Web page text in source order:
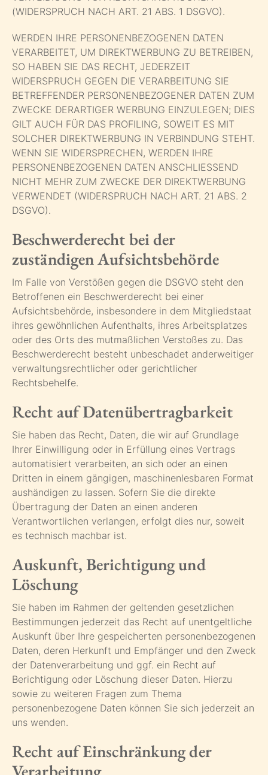
(WIDERSPRUCH NACH ART. 21 ABS. 1 DSGVO).
WERDEN IHRE PERSONENBEZOGENEN DATEN
VERARBEITET, UM DIREKTWERBUNG ZU BETREIBEN,
SO HABEN SIE DAS RECHT, JEDERZEIT
WIDERSPRUCH GEGEN DIE VERARBEITUNG SIE
BETREFFENDER PERSONENBEZOGENER DATEN ZUM
ZWECKE DERARTIGER WERBUNG EINZULEGEN; DIES
GILT AUCH FÜR DAS PROFILING, SOWEIT ES MIT
SOLCHER DIREKTWERBUNG IN VERBINDUNG STEHT.
WENN SIE WIDERSPRECHEN, WERDEN IHRE
PERSONENBEZOGENEN DATEN ANSCHLIESSEND
NICHT MEHR ZUM ZWECKE DER DIREKTWERBUNG
VERWENDET (WIDERSPRUCH NACH ART. 21 ABS. 2
DSGVO).
Beschwerde­recht bei der
zuständigen Aufsichts­behörde
Im Falle von Verstößen gegen die DSGVO steht den
Betroffenen ein Beschwerderecht bei einer
Aufsichtsbehörde, insbesondere in dem Mitgliedstaat
ihres gewöhnlichen Aufenthalts, ihres Arbeitsplatzes
oder des Orts des mutmaßlichen Verstoßes zu. Das
Beschwerderecht besteht unbeschadet anderweitiger
verwaltungsrechtlicher oder gerichtlicher
Rechtsbehelfe.
Recht auf Daten­übertrag­barkeit
Sie haben das Recht, Daten, die wir auf Grundlage
Ihrer Einwilligung oder in Erfüllung eines Vertrags
automatisiert verarbeiten, an sich oder an einen
Dritten in einem gängigen, maschinenlesbaren Format
aushändigen zu lassen. Sofern Sie die direkte
Übertragung der Daten an einen anderen
Verantwortlichen verlangen, erfolgt dies nur, soweit
es technisch machbar ist.
Auskunft, Berichtigung und
Löschung
Sie haben im Rahmen der geltenden gesetzlichen
Bestimmungen jederzeit das Recht auf unentgeltliche
Auskunft über Ihre gespeicherten personenbezogenen
Daten, deren Herkunft und Empfänger und den Zweck
der Datenverarbeitung und ggf. ein Recht auf
Berichtigung oder Löschung dieser Daten. Hierzu
sowie zu weiteren Fragen zum Thema
personenbezogene Daten können Sie sich jederzeit an
uns wenden.
Recht auf Einschränkung der